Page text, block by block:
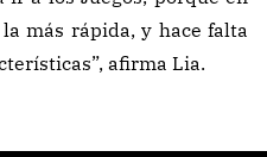
más rápida, y hace falta
afirma Lia.